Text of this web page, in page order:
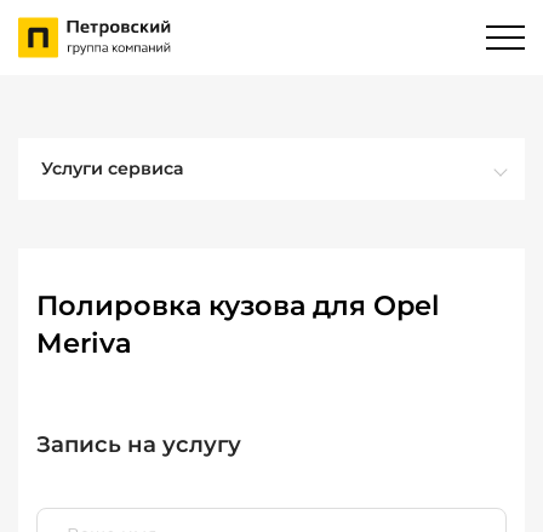
Услуги сервиса
Полировка кузова для Opel
Meriva
Запись на услугу